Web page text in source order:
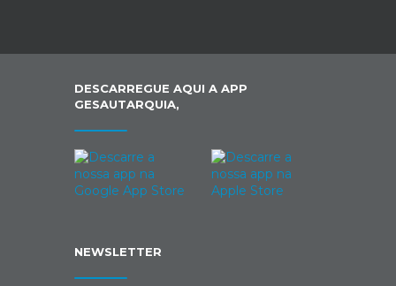
DESCARREGUE AQUI A APP
GESAUTARQUIA,
NEWSLETTER